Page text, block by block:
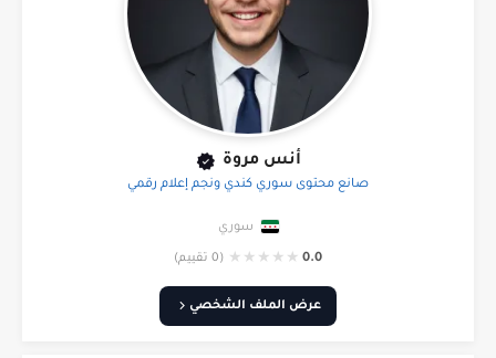
أنس مروة
صانع محتوى سوري كندي ونجم إعلام رقمي
سوري
0.0
★
★
★
★
★ (0 تقييم)
عرض الملف الشخصي